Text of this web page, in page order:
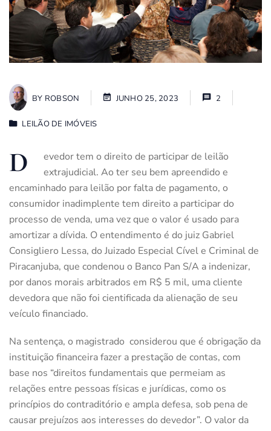
BY ROBSON JUNHO 25, 2023 2
LEILÃO DE IMÓVEIS
D
evedor tem o direito de participar de leilão
extrajudicial. Ao ter seu bem apreendido e
encaminhado para leilão por falta de pagamento, o
consumidor inadimplente tem direito a participar do
processo de venda, uma vez que o valor é usado para
amortizar a dívida. O entendimento é do juiz Gabriel
Consigliero Lessa, do Juizado Especial Cível e Criminal de
Piracanjuba, que condenou o Banco Pan S/A a indenizar,
por danos morais arbitrados em R$ 5 mil, uma cliente
devedora que não foi cientificada da alienação de seu
veículo financiado.
Na sentença, o magistrado considerou que é obrigação da
instituição financeira fazer a prestação de contas, com
base nos “direitos fundamentais que permeiam as
relações entre pessoas físicas e jurídicas, como os
princípios do contraditório e ampla defesa, sob pena de
causar prejuízos aos interesses do devedor”. O valor da